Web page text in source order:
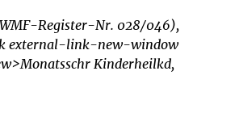
Register-Nr. 028/046),
external-link-new-window
Kinderheilkd,